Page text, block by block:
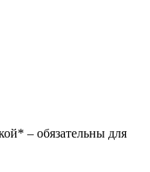
– обязательны для